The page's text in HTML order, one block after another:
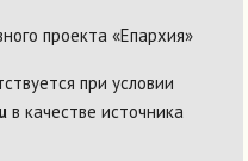
проекта «Епархия»
при условии
в качестве источника